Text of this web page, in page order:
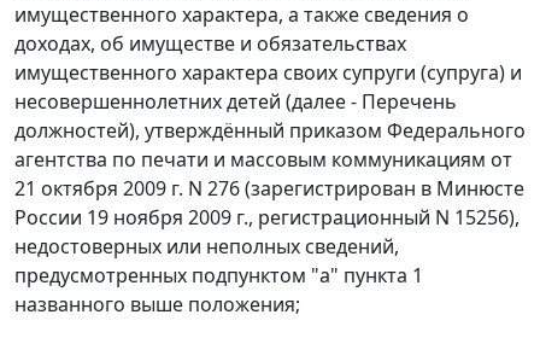
имущественного характера, а также сведения о
доходах, об имуществе и обязательствах
имущественного характера своих супруги (супруга) и
несовершеннолетних детей (далее - Перечень
должностей), утверждённый приказом Федерального
агентства по печати и массовым коммуникациям от
21 октября 2009 г. N 276 (зарегистрирован в Минюсте
России 19 ноября 2009 г., регистрационный N 15256),
недостоверных или неполных сведений,
предусмотренных подпунктом "а" пункта 1
названного выше положения;